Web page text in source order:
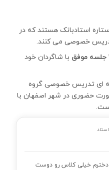
استاد ریاحی از اساتید 1 ستاره استادبانک هستند که در
خصوصی می کنند.
با شاگردان خود
جلسه 90 دقیقه ای تدریس خصوصی گروه
حضوری در شهر اصفهان با
دخترم خیلی کلاس رو دوست